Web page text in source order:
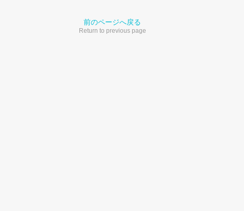
前のページへ戻る
Return to previous page